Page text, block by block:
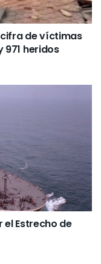
cifra de víctimas
971 heridos
Estrecho de